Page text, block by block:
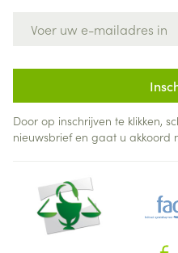
Door op inschrijven te klikken,
nieuwsbrief en gaat u akkoord